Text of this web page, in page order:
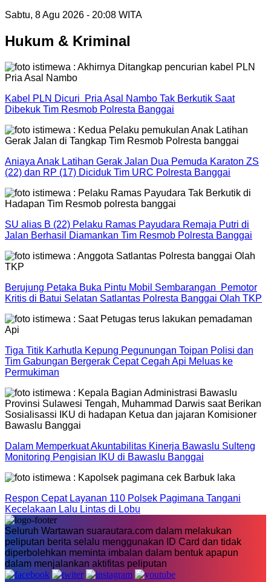
Sabtu, 8 Agu 2026 - 20:08 WITA
Hukum & Kriminal
Kabel PLN Dicuri Pria Asal Nambo Tak Berkutik Saat
Dibekuk Tim Resmob Polresta Banggai
Aniaya Anak Latihan Gerak Jalan Dua Pemuda Karaton ZS
(22) dan RP (17) Diciduk Tim URC Polresta Banggai
SU alias B (22) Pelaku Ramas Payudara Remaja Putri di
Jalan Berhasil Diamankan Tim Resmob Polresta Banggai
Berujung Petaka Buka Pintu Mobil Sembarangan Pemotor
Kritis di Batui Selatan Satlantas Polresta Banggai Olah TKP
Tiga Titik Karhutla Kepung Pegunungan Toipan Polisi dan
Tim Gabungan Bergerak Cepat Cegah Api Meluas ke
Permukiman
Dalam Memperkuat Akuntabilitas Kinerja Bawaslu Sulteng
Monitoring Pengisian IKU di Bawaslu Banggai
Respon Cepat Layanan 110 Polsek Pagimana Tangani
Kecelakaan Lalu Lintas di Lobu
Seluruh Wartawan suarautara.com dalam melakukan
peliputan berita selalu menggunakan ID Card dan tidak
diperbolehkan meminta imbalan dalam bentuk apapun
dalam menjalankan aktifitas peliputan